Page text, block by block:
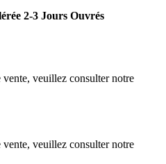
2-3 Jours Ouvrés
veuillez consulter notre
veuillez consulter notre